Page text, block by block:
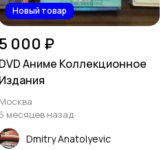
Новый товар
5 000 ₽
DVD Аниме Коллекционное
Издания
Москва
5 месяцев назад
Dmitry Anatolyevic